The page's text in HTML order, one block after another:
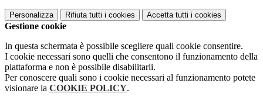
Personalizza Rifiuta tutti i cookies Accetta tutti i cookies
Gestione cookie
In questa schermata è possibile scegliere quali cookie consentire.
I cookie necessari sono quelli che consentono il funzionamento della
piattaforma e non è possibile disabilitarli.
Per conoscere quali sono i cookie necessari al funzionamento potete
visionare la COOKIE POLICY.